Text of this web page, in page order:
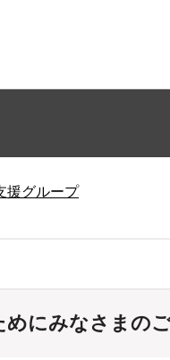
援グループ
にみなさまの